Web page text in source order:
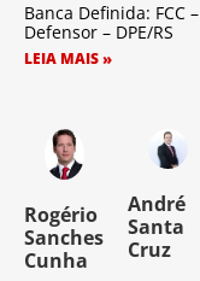
Banca Definida: FCC –
Defensor – DPE/RS
LEIA MAIS »
Rogério
Sanches
Cunha
André
Santa
Cruz